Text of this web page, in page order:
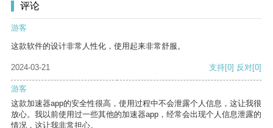
评论
游客
这款软件的设计非常人性化，使用起来非常舒服。
2024-03-21 支持[0] 反对[0]
游客
这款加速器app的安全性很高，使用过程中不会泄露个人信息，这让我很
放心。我以前使用过一些其他的加速器app，经常会出现个人信息泄露的
情况，这让我非常担心。